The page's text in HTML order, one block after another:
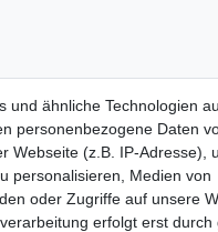
und ähnliche Technologien
personenbezogene Daten
Webseite (z.B. IP-Adresse),
personalisieren, Medien von
oder Zugriffe auf unsere
erfolgt erst durch